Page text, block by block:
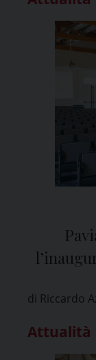
di Riccardo
Attualità